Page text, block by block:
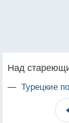
Над
— Турецкие